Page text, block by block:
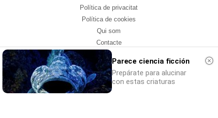
Política de privacitat
Política de cookies
Qui som
Contacte
Xarxes socials
Amb col·laboració de:
Parece ciencia ficción
Prepárate para alucinar
con estas criaturas